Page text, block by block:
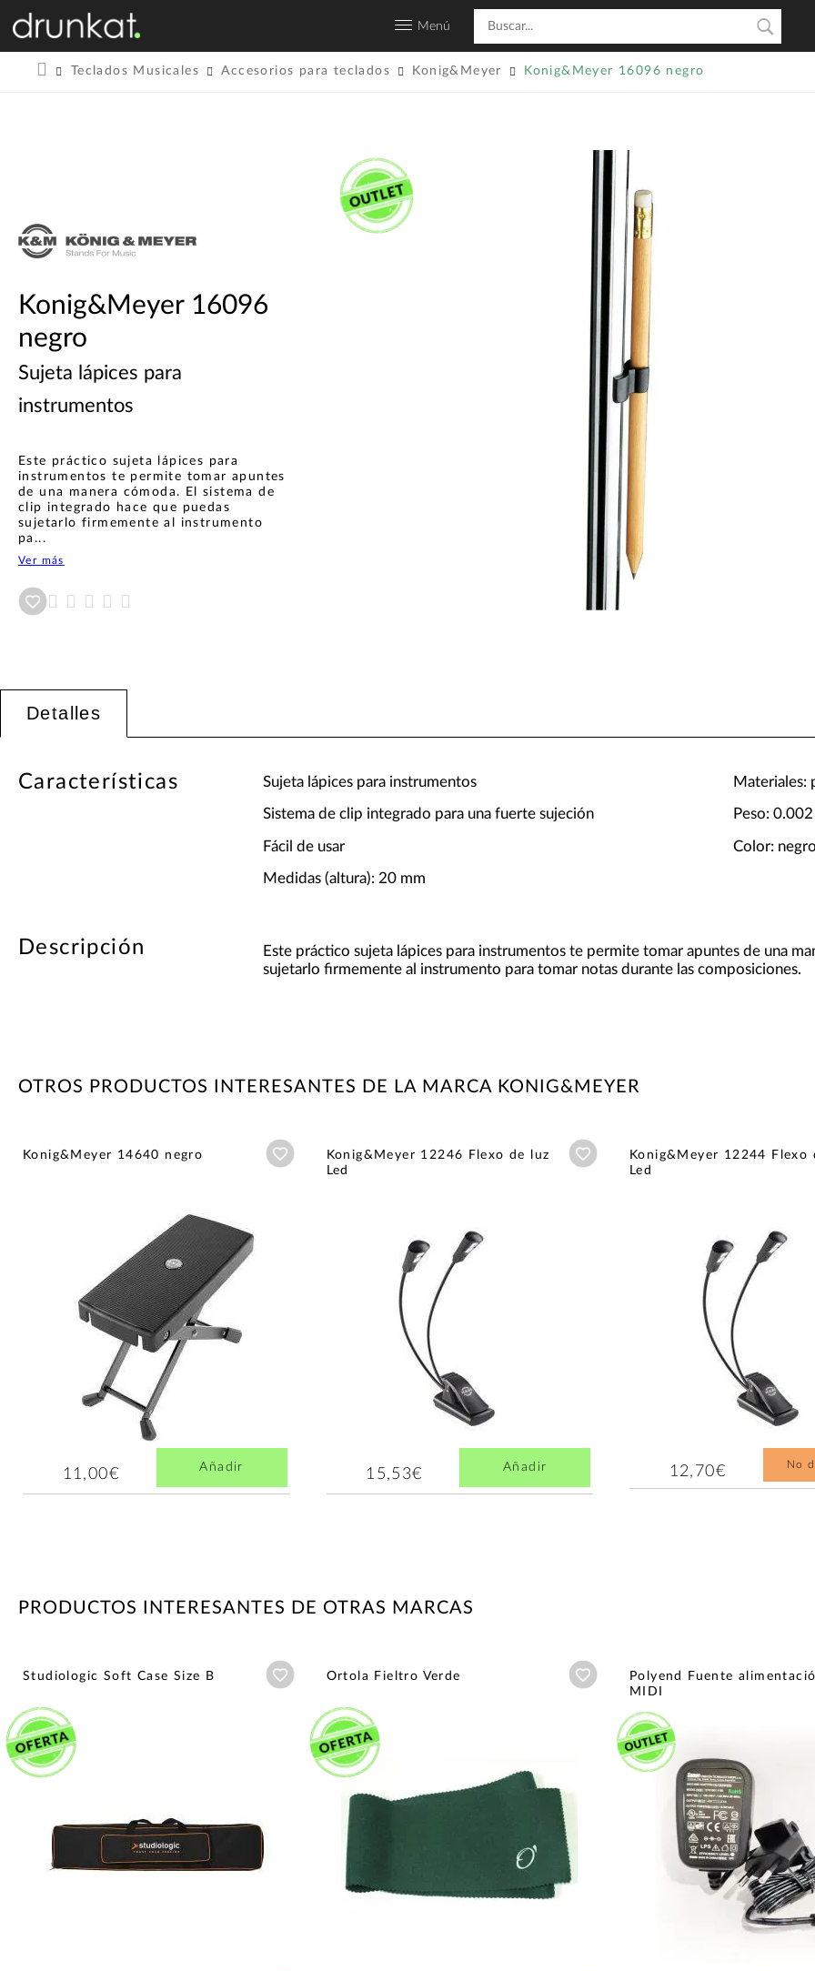
Menú
Teclados Musicales Accesorios para teclados Konig&Meyer Konig&Meyer 16096 negro
Konig&Meyer 16096
negro
Sujeta lápices para
instrumentos
Este práctico sujeta lápices para
instrumentos te permite tomar apuntes
de una manera cómoda. El sistema de
clip integrado hace que puedas
sujetarlo firmemente al instrumento
pa...
Ver más
Detalles
Características Sujeta lápices para instrumentos
Sistema de clip integrado para una fuerte sujeción
Fácil de usar
Medidas (altura): 20 mm
Materiales:
Peso:
Color: negro
Descripción
Este práctico sujeta lápices para instrumentos te permite tomar apuntes de una
sujetarlo firmemente al instrumento para tomar notas durante las composiciones.
OTROS PRODUCTOS INTERESANTES DE LA MARCA KONIG&MEYER
Konig&Meyer 14640 negro Añadir a wishlist
11,00€ Añadir
Konig&Meyer 12246 Flexo de luz
Led
Añadir a wishlist
15,53€ Añadir
Konig&Meyer 12244 Flexo
Led
12,70€ No
PRODUCTOS INTERESANTES DE OTRAS MARCAS
Studiologic Soft Case Size B Añadir a wishlist
Ortola Fieltro Verde Añadir a wishlist
Polyend Fuente
MIDI